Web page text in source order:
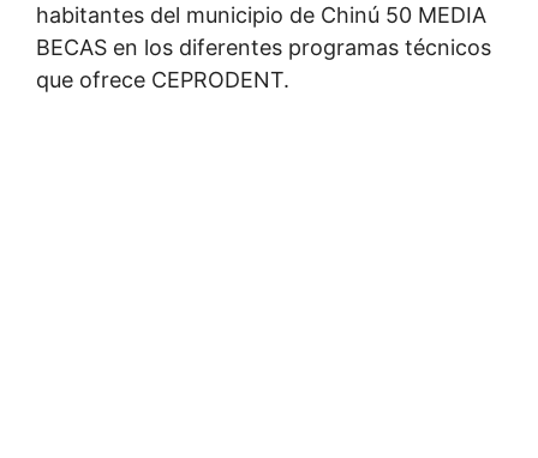
habitantes del municipio de Chinú 50 MEDIA
BECAS en los diferentes programas técnicos
que ofrece CEPRODENT.